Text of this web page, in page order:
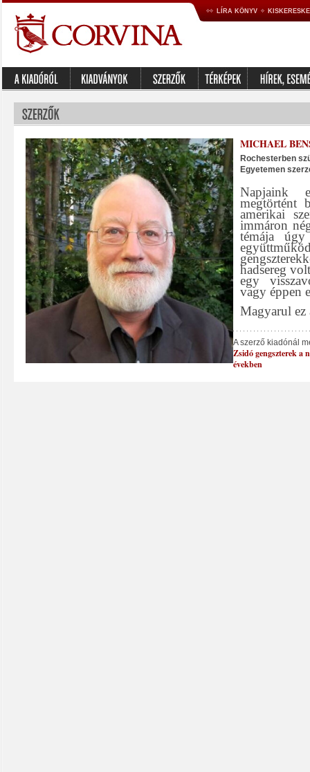
LÍRA KÖNYV
MICHAEL
Rochesterben
Egyetemen
Napjaink
megtörtént
amerikai
immáron
témája
hadsereg
egy
vagy éppen
Magyarul ez
A szerző kiadónál
Zsidó gengszterek a
években